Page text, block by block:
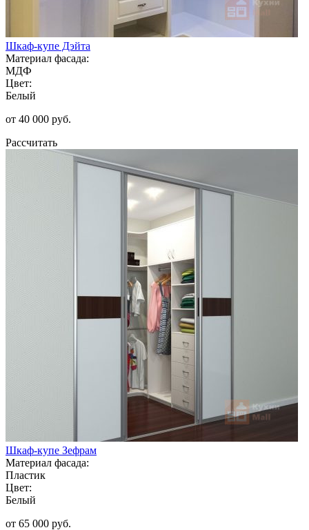
Шкаф-купе Дэйта
Материал фасада:
МДФ
Цвет:
Белый
от 40 000 руб.
Рассчитать
Шкаф-купе Зефрам
Материал фасада:
Пластик
Цвет:
Белый
от 65 000 руб.